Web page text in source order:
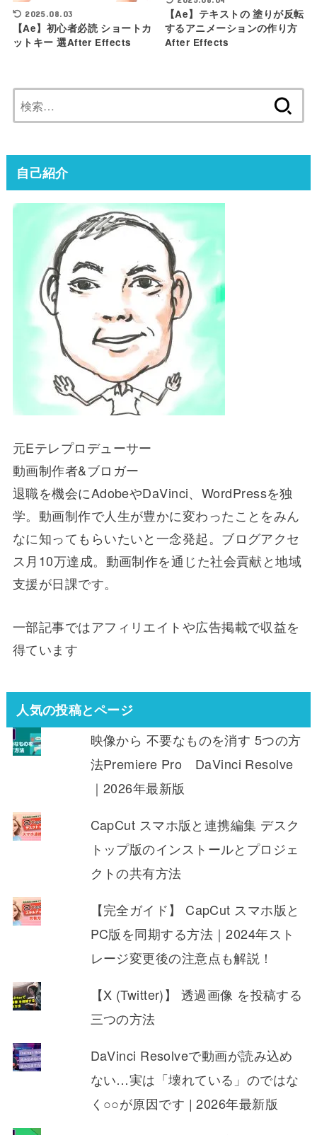
2025.08.03
【Ae】初心者必読 ショートカ
ットキー 選After Effects
【Ae】テキストの 塗りが反転
するアニメーションの作り方
After Effects
索:
自己紹介
元Eテレプロデューサー
動画制作者&ブロガー
退職を機会にAdobeやDaVinci、WordPressを独
学。動画制作で人生が豊かに変わったことをみん
なに知ってもらいたいと一念発起。ブログアクセ
ス月10万達成。動画制作を通じた社会貢献と地域
支援が日課です。
一部記事ではアフィリエイトや広告掲載で収益を
得ています
人気の投稿とページ
映像から 不要なものを消す 5つの方
法Premiere Pro DaVinci Resolve
｜2026年最新版
CapCut スマホ版と連携編集 デスク
トップ版のインストールとプロジェ
クトの共有方法
【完全ガイド】 CapCut スマホ版と
PC版を同期する方法｜2024年スト
レージ変更後の注意点も解説！
【X (Twitter)】 透過画像 を投稿する
三つの方法
DaVinci Resolveで動画が読み込め
ない…実は「壊れている」のではな
く○○が原因です | 2026年最新版